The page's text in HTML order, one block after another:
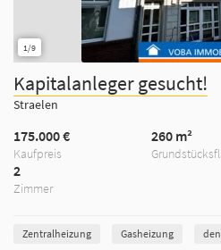
1/9
Kapitalanleger gesucht!
Straelen
Kaufpreis
175.000 € 260 m²
Zimmer
2
Zentralheizung Gasheizung